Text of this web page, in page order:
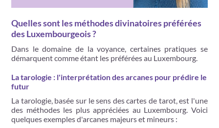
Quelles sont les méthodes divinatoires préférées
des Luxembourgeois ?
Dans le domaine de la voyance, certaines pratiques se
démarquent comme étant les préférées au Luxembourg.
La tarologie : l'interprétation des arcanes pour prédire le
futur
La tarologie, basée sur le sens des cartes de tarot, est l'une
des méthodes les plus appréciées au Luxembourg. Voici
quelques exemples d'arcanes majeurs et mineurs :